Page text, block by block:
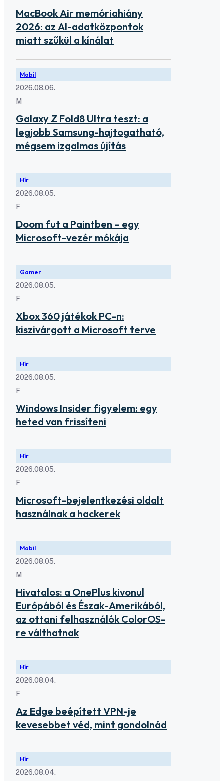
MacBook Air memóriahiány
2026: az AI-adatközpontok
miatt szűkül a kínálat
Mobil
2026.08.06.
M
Galaxy Z Fold8 Ultra teszt: a
legjobb Samsung-hajtogatható,
mégsem izgalmas újítás
Hír
2026.08.05.
F
Doom fut a Paintben – egy
Microsoft-vezér mókája
Gamer
2026.08.05.
F
Xbox 360 játékok PC-n:
kiszivárgott a Microsoft terve
Hír
2026.08.05.
F
Windows Insider figyelem: egy
heted van frissíteni
Hír
2026.08.05.
F
Microsoft-bejelentkezési oldalt
használnak a hackerek
Mobil
2026.08.05.
M
Hivatalos: a OnePlus kivonul
Európából és Észak-Amerikából,
az ottani felhasználók ColorOS-
re válthatnak
Hír
2026.08.04.
F
Az Edge beépített VPN-je
kevesebbet véd, mint gondolnád
Hír
2026.08.04.